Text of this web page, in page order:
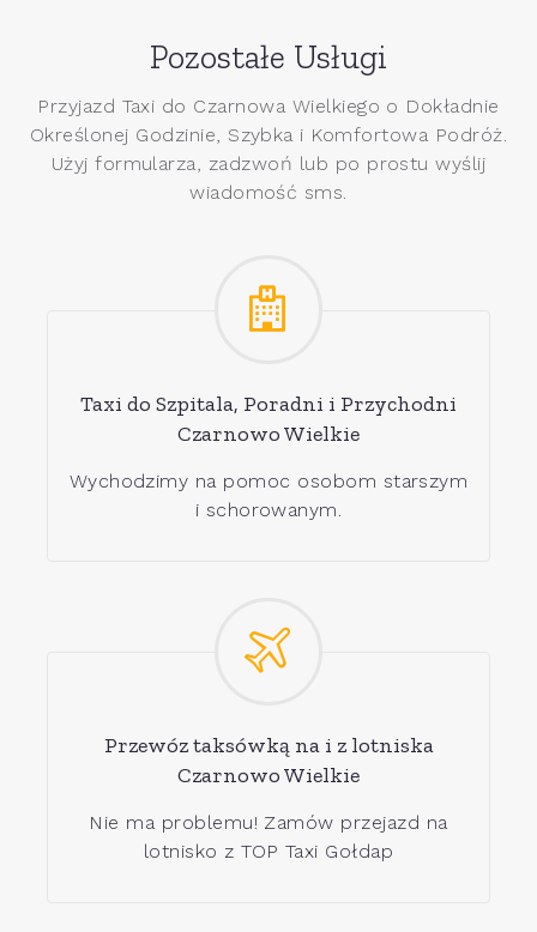
Pozostałe Usługi
Przyjazd Taxi do Czarnowa Wielkiego o Dokładnie
Określonej Godzinie, Szybka i Komfortowa Podróż.
Użyj formularza, zadzwoń lub po prostu wyślij
wiadomość sms.
Taxi do Szpitala, Poradni i Przychodni
Czarnowo Wielkie
Wychodzimy na pomoc osobom starszym
i schorowanym.
Przewóz taksówką na i z lotniska
Czarnowo Wielkie
Nie ma problemu! Zamów przejazd na
lotnisko z TOP Taxi Gołdap